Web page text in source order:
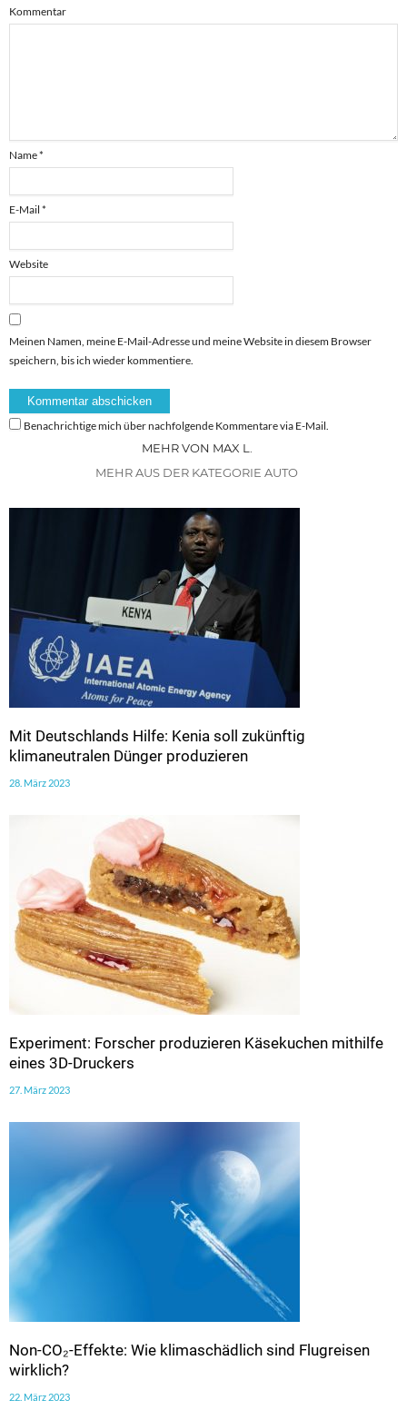
Kommentar
Name*
E-Mail *
Website
Meinen Namen, meine E-Mail-Adresse und meine Website in diesem Browser
speichern, bis ich wieder kommentiere.
Benachrichtige mich über nachfolgende Kommentare via E-Mail.
MEHR VON MAX L.
MEHR AUS DER KATEGORIE AUTO
Mit Deutschlands Hilfe: Kenia soll zukünftig
klimaneutralen Dünger produzieren
28. März 2023
Experiment: Forscher produzieren Käsekuchen mithilfe
eines 3D-Druckers
27. März 2023
Non-CO₂-Effekte: Wie klimaschädlich sind Flugreisen
wirklich?
22. März 2023